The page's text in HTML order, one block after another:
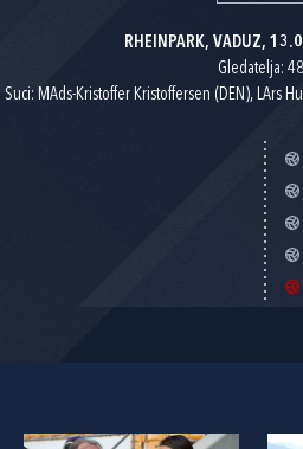
RHEINPARK, VADUZ,
Gledatelja:
Suci: MAds-Kristoffer Kristoffersen (DEN), LArs